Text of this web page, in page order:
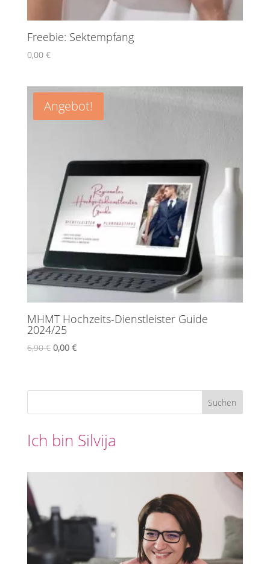
Freebie: Sektempfang
0,00 €
Angebot!
MHMT Hochzeits-Dienstleister Guide
2024/25
6,90€ Ursprünglicher
6,90 €
0,00 €Aktueller
0,00 €.
Suchen
Ich bin Silvija